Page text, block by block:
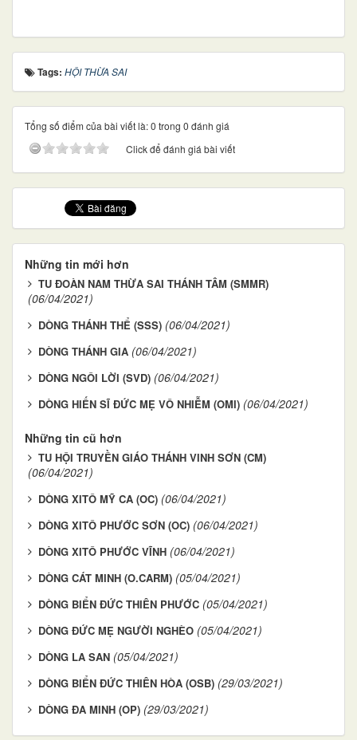
Tags: HỘI THỪA SAI
Tổng số điểm của bài viết là: 0 trong 0 đánh giá
Click để đánh giá bài viết
Những tin mới hơn
TU ĐOÀN NAM THỪA SAI THÁNH TÂM (SMMR)
(06/04/2021)
DÒNG THÁNH THỂ (SSS) (06/04/2021)
DÒNG THÁNH GIA (06/04/2021)
DÒNG NGÔI LỜI (SVD) (06/04/2021)
DÒNG HIẾN SĨ ĐỨC MẸ VÔ NHIỄM (OMI) (06/04/2021)
Những tin cũ hơn
TU HỘI TRUYỀN GIÁO THÁNH VINH SƠN (CM)
(06/04/2021)
DÒNG XITÔ MỸ CA (OC) (06/04/2021)
DÒNG XITÔ PHƯỚC SƠN (OC) (06/04/2021)
DÒNG XITÔ PHƯỚC VĨNH (06/04/2021)
DÒNG CÁT MINH (O.CARM) (05/04/2021)
DÒNG BIỂN ĐỨC THIÊN PHƯỚC (05/04/2021)
DÒNG ĐỨC MẸ NGƯỜI NGHÈO (05/04/2021)
DÒNG LA SAN (05/04/2021)
DÒNG BIỂN ĐỨC THIÊN HÒA (OSB) (29/03/2021)
DÒNG ĐA MINH (OP) (29/03/2021)